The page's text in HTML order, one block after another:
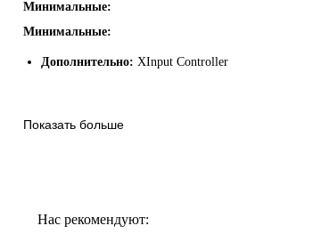
Минимальные:
Минимальные:
Дополнительно: XInput Controller
Показать больше
Нас рекомендуют: